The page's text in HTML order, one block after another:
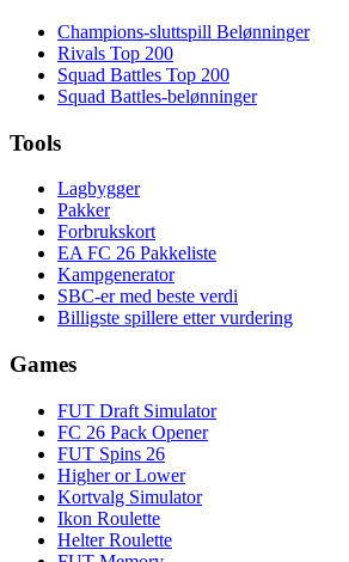
Champions-sluttspill Belønninger
Rivals Top 200
Squad Battles Top 200
Squad Battles-belønninger
Tools
Lagbygger
Pakker
Forbrukskort
EA FC 26 Pakkeliste
Kampgenerator
SBC-er med beste verdi
Billigste spillere etter vurdering
Games
FUT Draft Simulator
FC 26 Pack Opener
FUT Spins 26
Higher or Lower
Kortvalg Simulator
Ikon Roulette
Helter Roulette